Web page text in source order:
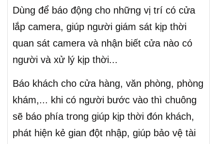
Dùng để báo động cho những vị trí có cửa
lắp camera, giúp người giám sát kịp thời
quan sát camera và nhận biết cửa nào có
người và xử lý kịp thời...
Báo khách cho cửa hàng, văn phòng, phòng
khám,... khi có người bước vào thì chuông
sẽ báo phía trong giúp kịp thời đón khách,
phát hiện kẻ gian đột nhập, giúp bảo vệ tài